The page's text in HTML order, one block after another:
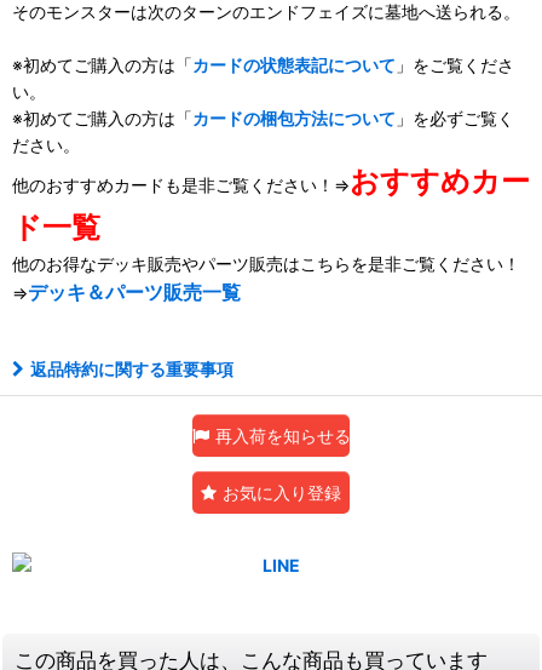
そのモンスターは次のターンのエンドフェイズに墓地へ送られる。
※初めてご購入の方は「カードの状態表記について 」をご覧くださ
い。
※初めてご購入の方は「カードの梱包方法について 」を必ずご覧く
ださい。
他のおすすめカードも是非ご覧ください！⇒おすすめカー
ド一覧
他のお得なデッキ販売やパーツ販売はこちらを是非ご覧ください！
⇒デッキ＆パーツ販売一覧
返品特約に関する重要事項
再入荷を知らせる
お気に入り登録
この商品を買った人は、こんな商品も買っています